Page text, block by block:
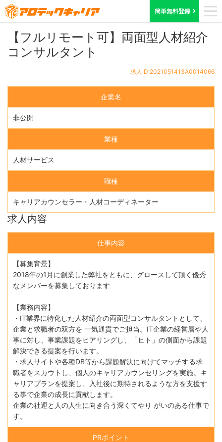
簡単無料登録
ホーム 求人検索 東京都 求人ID:2021051413A0014066
【フルリモート可】両面型人材紹介
コンサルタント
求人ID:2021051413A0014066
企業名
非公開
業種
人材サービス
職種
キャリアカウンセラー・人材コーディネーター
求人内容
仕事内容
【募集背景】
2018年の1月に創業した弊社をともに、グロースして頂く優秀
なメンバーを募集しております
【業務内容】
・IT業界に特化した人材紹介の両面型コンサルタントとして、
企業と求職者の双方を 一気通貫でご担当。IT企業の経営層や人
事に対し、事業課題をヒアリングし、「ヒト」の側面から課題
解決できる提案を行います。
・求人サイトや各種DB等から課題解決に向けてマッチする求
職者をスカウトし、個人のキャリアカウンセリングを実施。キ
ャリアプランを提案し、入社後に期待されるような方を支援す
る事で企業の成長に貢献します。
企業の社運と人の人生に向き合う深くてやり がいのある仕事で
す。
PRポイント